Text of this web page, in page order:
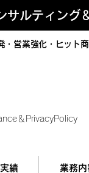
ルティング
営業強化・ヒット
＆PrivacyPolicy
実績 業務内